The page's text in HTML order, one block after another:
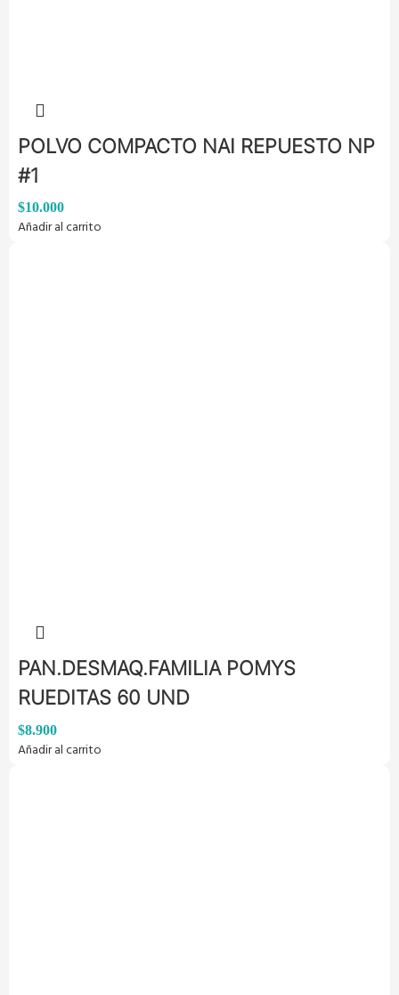
POLVO COMPACTO NAI REPUESTO NP
#1
$10.000
Añadir al carrito
PAN.DESMAQ.FAMILIA POMYS
RUEDITAS 60 UND
$8.900
Añadir al carrito